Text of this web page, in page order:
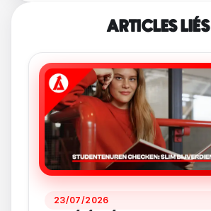
ARTICLES LIÉS
23/07/2026